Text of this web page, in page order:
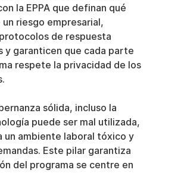
la EPPA que definan qué
riesgo empresarial,
de respuesta
y garanticen que cada parte
respete la privacidad de los
sólida, incluso la
puede ser mal utilizada,
un ambiente laboral tóxico y
Este pilar garantiza
del programa se centre en